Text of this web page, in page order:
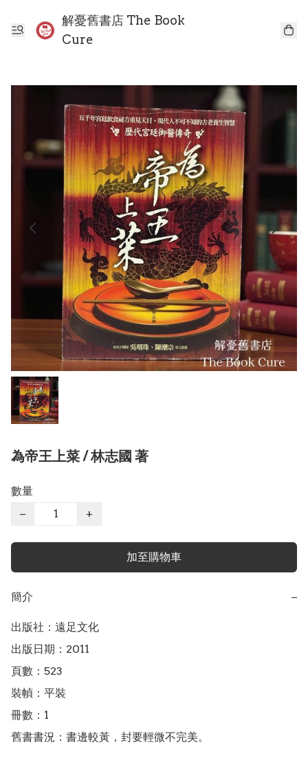
解憂舊書店 The Book
Cure
為帝王上菜 / 林志國 著
數量
−
+
加至購物車
簡介 −
出版社：遠足文化
出版日期：2011
頁數：523
裝幀：平裝
冊數：1
舊書書況：書邊較黃，封要輕微不完美。